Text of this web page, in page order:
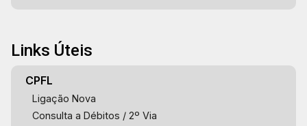
Links Úteis
CPFL
Ligação Nova
Consulta a Débitos / 2º Via